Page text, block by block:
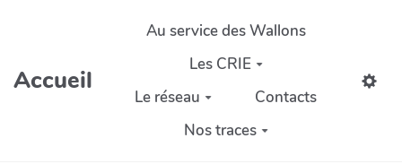
Aller au contenu principal
Accueil
Au service des Wallons
Les CRIE
Le réseau
Contacts
Nos traces